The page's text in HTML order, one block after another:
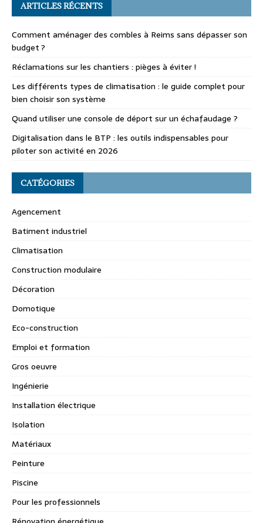
ARTICLES RÉCENTS
Comment aménager des combles à Reims sans dépasser son
budget ?
Réclamations sur les chantiers : pièges à éviter !
Les différents types de climatisation : le guide complet pour
bien choisir son système
Quand utiliser une console de déport sur un échafaudage ?
Digitalisation dans le BTP : les outils indispensables pour
piloter son activité en 2026
CATÉGORIES
Agencement
Batiment industriel
Climatisation
Construction modulaire
Décoration
Domotique
Eco-construction
Emploi et formation
Gros oeuvre
Ingénierie
Installation électrique
Isolation
Matériaux
Peinture
Piscine
Pour les professionnels